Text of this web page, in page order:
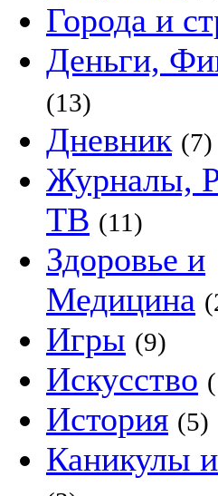
Города и
Деньги,
(13)
Дневник (7)
Журналы,
ТВ (11)
Здоровье и
Медицина
Игры (9)
Искусство
История (5)
Каникулы